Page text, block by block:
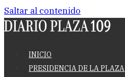
Saltar al contenido
INICIO
PRESIDENCIA DE LA PLAZA